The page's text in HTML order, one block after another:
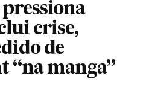
crise,
de
“na manga”